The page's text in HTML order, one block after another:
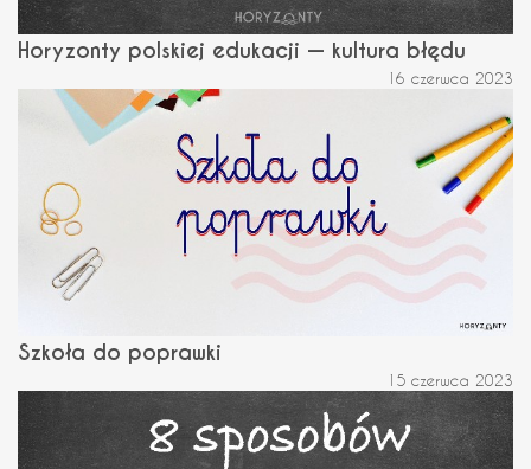
Horyzonty polskiej edukacji — kultura błędu
16 czerwca 2023
Szkoła do poprawki
15 czerwca 2023